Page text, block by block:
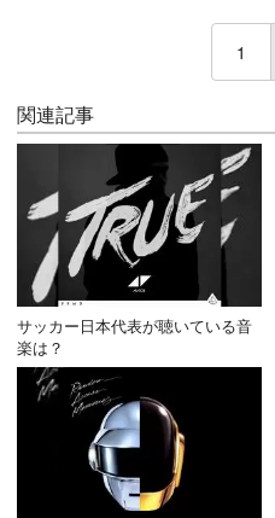
1
関連記事
サッカー日本代表が聴いている音
楽は？